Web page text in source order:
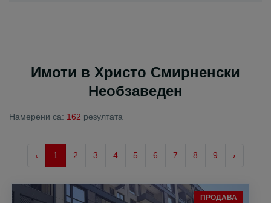
Имоти в Христо Смирненски
Необзаведен
Намерени са: 162 резултата
‹ 1 2 3 4 5 6 7 8 9 ›
ПРОДАВА